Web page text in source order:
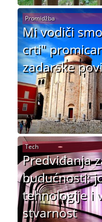
Mi vodiči
crti"
zadarske
Promidžba
Predviđanja
budućnosti:
tehnologije i
stvarnost
Tech